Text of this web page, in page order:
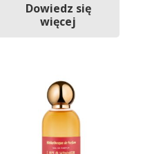
Dowiedz się
więcej